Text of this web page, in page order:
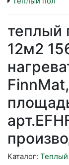
теплый
12м2
Каталог: Теплый